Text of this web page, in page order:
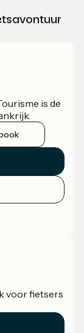
is de
voor fietsers